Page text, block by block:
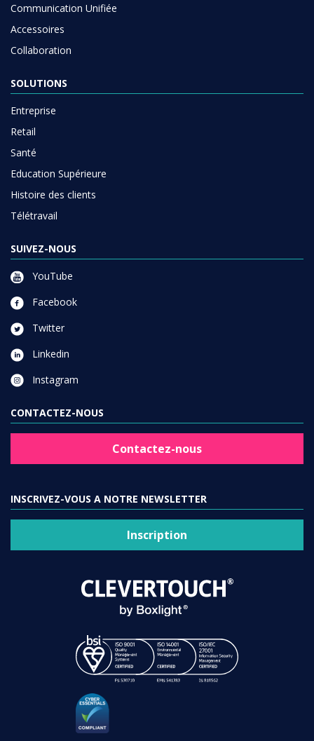
Communication Unifiée
Accessoires
Collaboration
SOLUTIONS
Entreprise
Retail
Santé
Education Supérieure
Histoire des clients
Télétravail
SUIVEZ-NOUS
YouTube
Facebook
Twitter
Linkedin
Instagram
CONTACTEZ-NOUS
Contactez-nous
INSCRIVEZ-VOUS A NOTRE NEWSLETTER
Inscription